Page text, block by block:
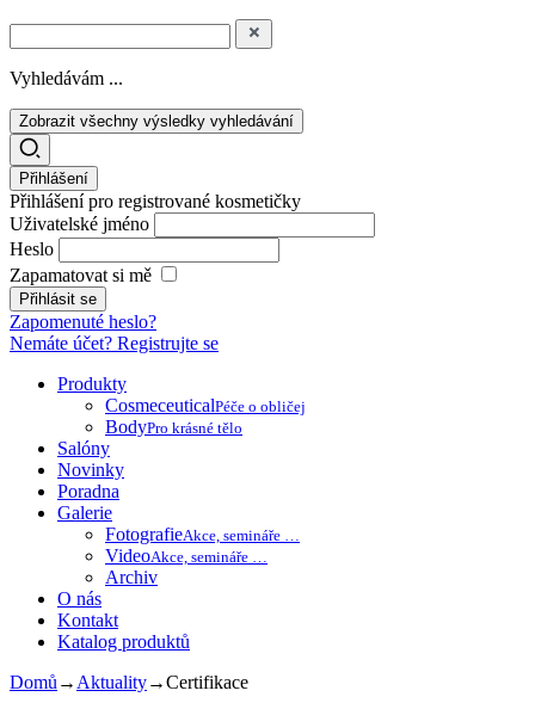
Vyhledávám ...
Zobrazit všechny výsledky vyhledávání
Přihlášení
Přihlášení pro registrované kosmetičky
Uživatelské jméno
Heslo
Zapamatovat si mě
Zapomenuté heslo?
Nemáte účet? Registrujte se
Produkty
CosmeceuticalPéče o obličej
BodyPro krásné tělo
Salóny
Novinky
Poradna
Galerie
FotografieAkce, semináře …
VideoAkce, semináře …
Archiv
O nás
Kontakt
Katalog produktů
Domů → Aktuality→Certifikace